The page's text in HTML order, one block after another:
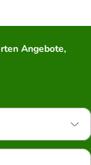
Angebote,